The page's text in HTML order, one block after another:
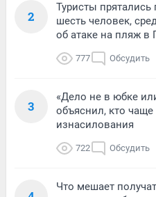
2
Туристы
шесть человек,
об атаке на пляж в
777 Обсудить
3
«Дело не в юбке
объяснил, кто чаще
изнасилования
722 Обсудить
Что мешает